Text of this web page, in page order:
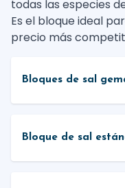
todas las especies
Es el bloque ideal
precio más
Bloques de sal
Bloque de sal